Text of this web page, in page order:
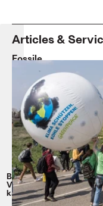
Fossile
Strategien
Baisch
Softcover
232
Seiten
18€
|
12€
(EPUB)
Beim
Verlag
kaufen
Articles &